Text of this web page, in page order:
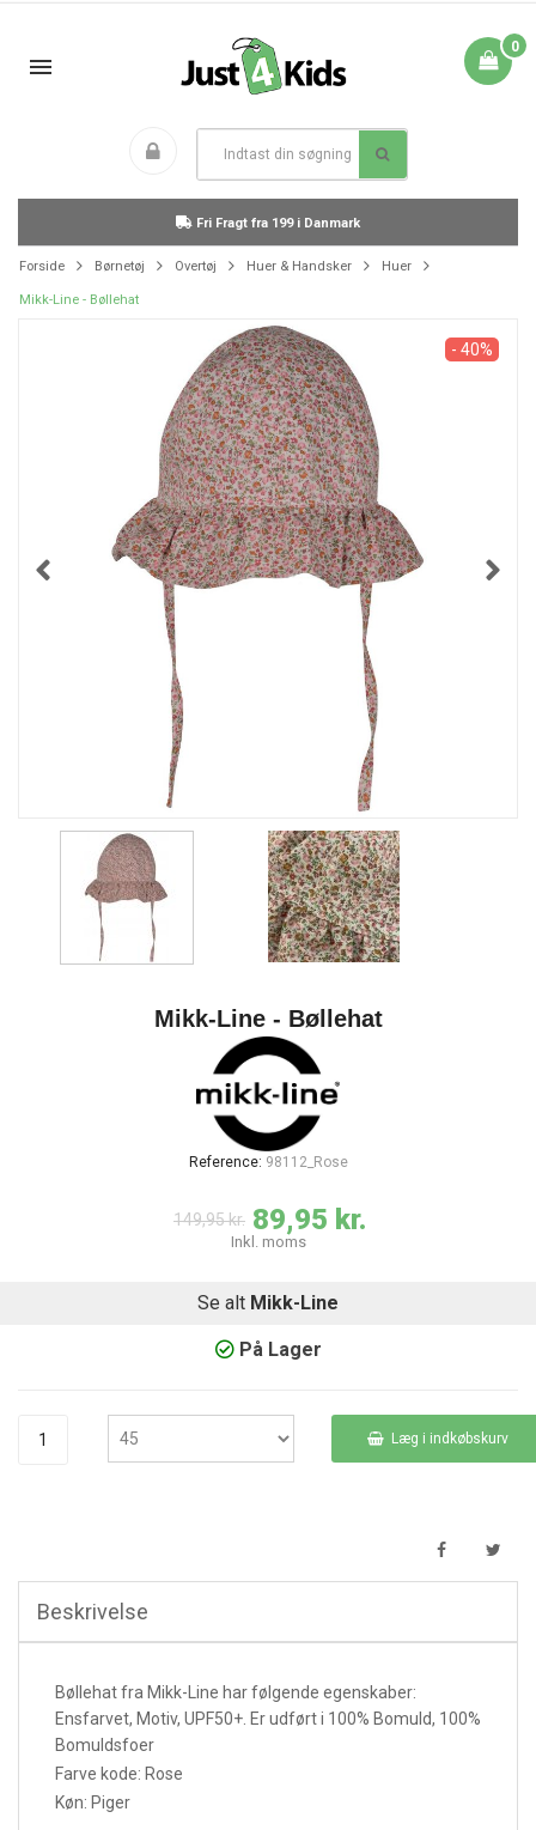
0
Fri Fragt fra 199 i Danmark
Forside Børnetøj Overtøj Huer & Handsker Huer
Mikk-Line - Bøllehat
- 40%
Mikk-Line - Bøllehat
Reference: 98112_Rose
149,95 kr. 89,95 kr.
Inkl. moms
Se alt Mikk-Line
På Lager
Læg i indkøbskurv
Beskrivelse
Bøllehat fra Mikk-Line har følgende egenskaber:
Ensfarvet, Motiv, UPF50+. Er udført i 100% Bomuld, 100%
Bomuldsfoer
Farve kode: Rose
Køn: Piger